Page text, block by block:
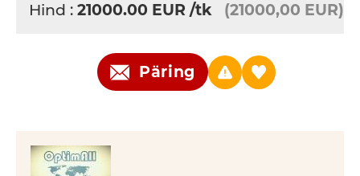
Hind : 21000.00 EUR /tk (21000,00 EUR)
Päring